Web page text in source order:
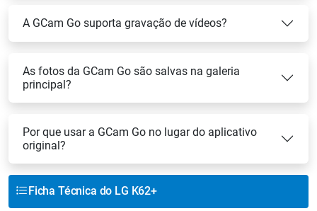
A GCam Go suporta gravação de vídeos?
As fotos da GCam Go são salvas na galeria
principal?
Por que usar a GCam Go no lugar do aplicativo
original?
Ficha Técnica do LG K62+